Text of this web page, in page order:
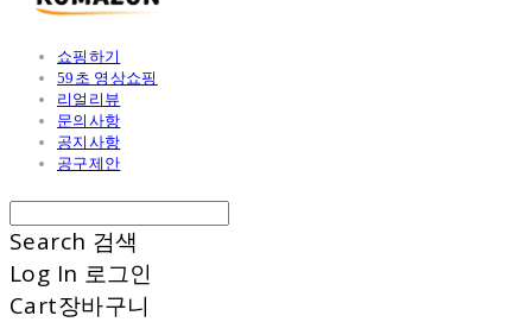
쇼핑하기
59초 영상쇼핑
리얼리뷰
문의사항
공지사항
공구제안
Search 검색
Log In 로그인
Cart장바구니